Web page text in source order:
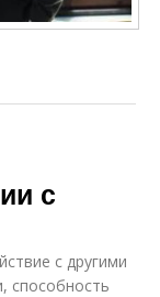
с
с другими
способность